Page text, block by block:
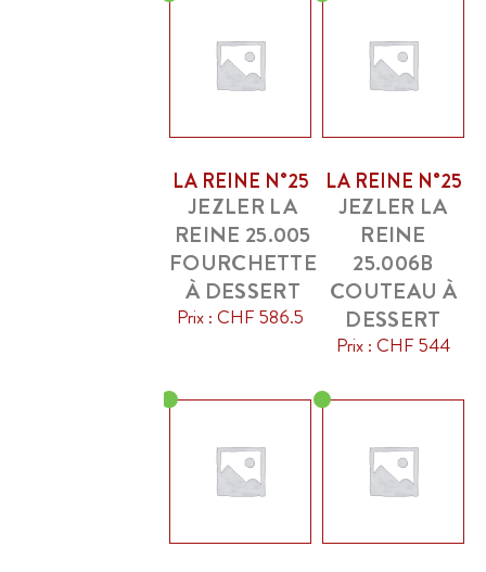
LA REINE N°25
JEZLER LA
REINE 25.005
FOURCHETTE
À DESSERT
Prix : CHF 586.5
LA REINE N°25
JEZLER LA
REINE
25.006B
COUTEAU À
DESSERT
Prix : CHF 544